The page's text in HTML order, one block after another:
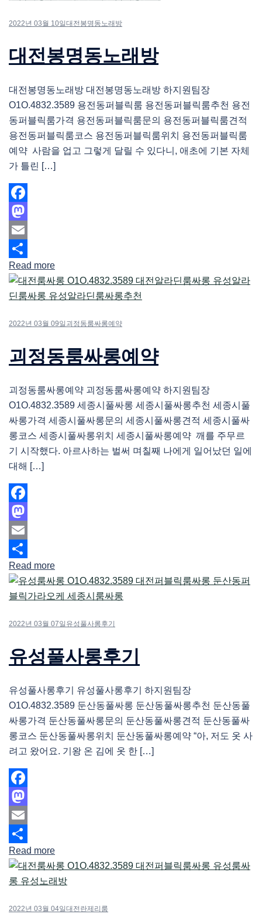
2022년 03월 10일대전봉명동노래방
대전봉명동노래방
대전봉명동노래방 대전봉명동노래방 하지원팀장
O1O.4832.3589 용전동퍼블릭룸 용전동퍼블릭룸추천 용전
동퍼블릭룸가격 용전동퍼블릭룸문의 용전동퍼블릭룸견적
용전동퍼블릭룸코스 용전동퍼블릭룸위치 용전동퍼블릭룸
예약 사람을 업고 그렇게 달릴 수 있다니, 애초에 기본 자체
가 틀린 […]
Facebook
Mastodon
Email
Share
Read more
2022년 03월 09일 괴정동룸싸롱예약
괴정동룸싸롱예약
괴정동룸싸롱예약 괴정동룸싸롱예약 하지원팀장
O1O.4832.3589 세종시풀싸롱 세종시풀싸롱추천 세종시풀
싸롱가격 세종시풀싸롱문의 세종시풀싸롱견적 세종시풀싸
롱코스 세종시풀싸롱위치 세종시풀싸롱예약 깨를 주무르
기 시작했다. 아르사하는 벌써 며칠째 나에게 일어났던 일에
대해 […]
Facebook
Mastodon
Email
Share
Read more
2022년 03월 07일 유성풀사롱후기
유성풀사롱후기
유성풀사롱후기 유성풀사롱후기 하지원팀장
O1O.4832.3589 둔산동풀싸롱 둔산동풀싸롱추천 둔산동풀
싸롱가격 둔산동풀싸롱문의 둔산동풀싸롱견적 둔산동풀싸
롱코스 둔산동풀싸롱위치 둔산동풀싸롱예약 “아, 저도 옷 사
려고 왔어요. 기왕 온 김에 옷 한 […]
Facebook
Mastodon
Email
Share
Read more
2022년 03월 04일 대전란제리룸